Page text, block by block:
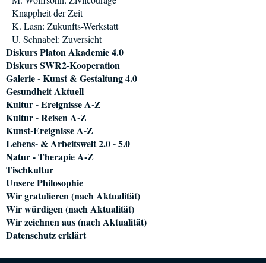
Knappheit der Zeit
K. Lasn: Zukunfts-Werkstatt
U. Schnabel: Zuversicht
Diskurs Platon Akademie 4.0
Diskurs SWR2-Kooperation
Galerie - Kunst & Gestaltung 4.0
Gesundheit Aktuell
Kultur - Ereignisse A-Z
Kultur - Reisen A-Z
Kunst-Ereignisse A-Z
Lebens- & Arbeitswelt 2.0 - 5.0
Natur - Therapie A-Z
Tischkultur
Unsere Philosophie
Wir gratulieren (nach Aktualität)
Wir würdigen (nach Aktualität)
Wir zeichnen aus (nach Aktualität)
Datenschutz erklärt